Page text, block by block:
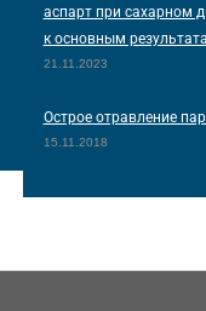
аспарт при сахарном
к основным
21.11.2023
Острое отравление
15.11.2018